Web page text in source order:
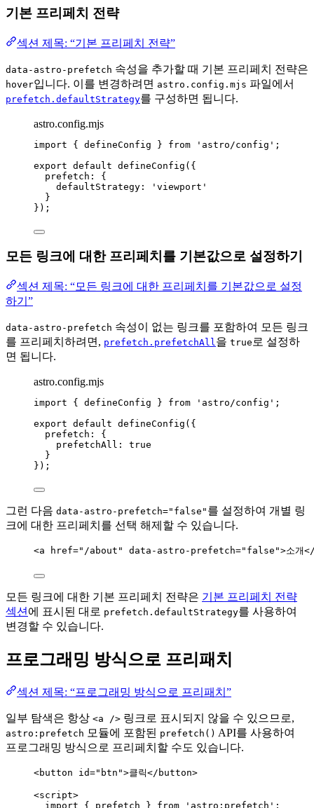
기본 프리페치 전략
섹션 제목: “기본 프리페치 전략”
data-astro-prefetch 속성을 추가할 때 기본 프리페치 전략은
hover입니다. 이를 변경하려면 astro.config.mjs 파일에서
prefetch.defaultStrategy를 구성하면 됩니다.
astro.config.mjs
import { defineConfig } from ' astro/config ' ;
export default defineConfig ({
prefetch: {
defaultStrategy:
' viewport '
}
});
모든 링크에 대한 프리페치를 기본값으로 설정하기
섹션 제목: “모든 링크에 대한 프리페치를 기본값으로 설정
하기”
data-astro-prefetch 속성이 없는 링크를 포함하여 모든 링크
를 프리페치하려면, prefetch.prefetchAll을 true 로 설정하
면 됩니다.
astro.config.mjs
import { defineConfig } from ' astro/config ' ;
export default defineConfig ({
prefetch: {
prefetchAll: true
}
});
그런 다음 data-astro-prefetch="false" 를 설정하여 개별 링
크에 대한 프리페치를 선택 해제할 수 있습니다.
<a href=" /about " data-astro-prefetch=" false ">소개
모든 링크에 대한 기본 프리페치 전략은 기본 프리페치 전략
섹션 에 표시된 대로 prefetch.defaultStrategy를 사용하여
변경할 수 있습니다.
프로그래밍 방식으로 프리패치
섹션 제목: “프로그래밍 방식으로 프리패치”
일부 탐색은 항상 <a /> 링크로 표시되지 않을 수 있으므로,
astro:prefetch 모듈에 포함된 prefetch() API를 사용하여
프로그래밍 방식으로 프리페치할 수도 있습니다.
<button id=" btn ">클릭</ button>
<script>
import { prefetch } from ' astro:prefetch ' ;